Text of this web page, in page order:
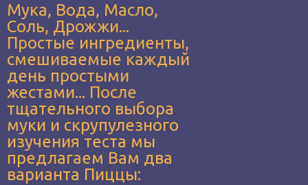
Мука, Вода, Масло,
Соль, Дрожжи...
Простые ингредиенты,
смешиваемые каждый
день простыми
жестами... После
тщательного выбора
муки и скрупулезного
изучения теста мы
предлагаем Вам два
варианта Пиццы: